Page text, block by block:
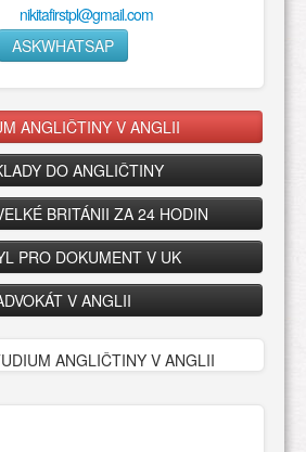
nikitafirstpl@gmail.com
ASKWHATSAP
ANGLIČTINY V ANGLII
DO ANGLIČTINY
BRITÁNII ZA 24 HODIN
PRO DOKUMENT V UK
V ANGLII
ANGLIČTINY V ANGLII